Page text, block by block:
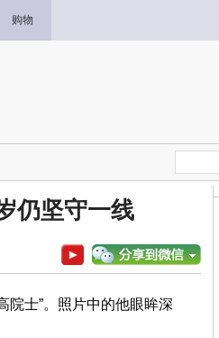
购物
仍坚守一线
院士”。照片中的他眼眸深